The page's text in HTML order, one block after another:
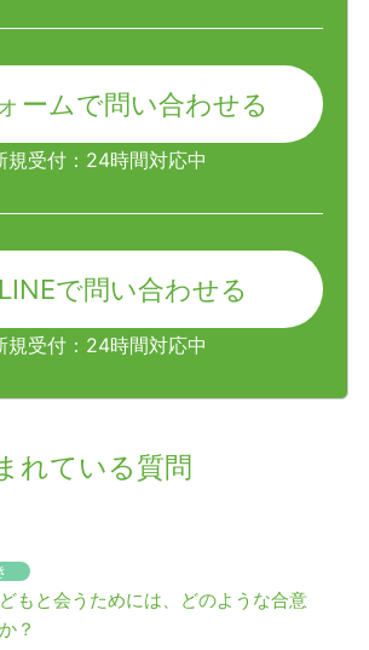
ームで問い合わせる
規受付：24時間対応中
LINEで問い合わせる
規受付：24時間対応中
れている質問
もと会うためには、どのような合意
？